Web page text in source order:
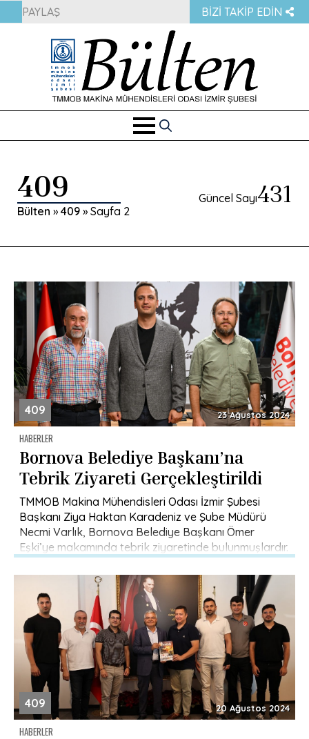
PAYLAŞ BIZI TAKIP EDIN
Search
409
Bülten » 409 » Sayfa 2
Güncel Sayı431
409 23 Ağustos 2024
HABERLER
Bornova Belediye Başkanı’na
Tebrik Ziyareti Gerçekleştirildi
TMMOB Makina Mühendisleri Odası İzmir Şubesi
Başkanı Ziya Haktan Karadeniz ve Şube Müdürü
Necmi Varlık, Bornova Belediye Başkanı Ömer
Eşki’ye makamında tebrik ziyaretinde bulunmuşlardır.
Yapılan […]
409 20 Ağustos 2024
HABERLER